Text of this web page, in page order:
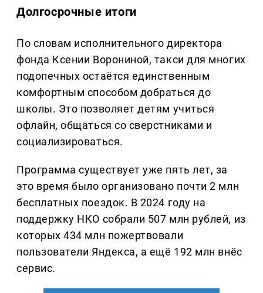
Долгосрочные итоги
По словам исполнительного директора
фонда Ксении Ворониной, такси для многих
подопечных остаётся единственным
комфортным способом добраться до
школы. Это позволяет детям учиться
офлайн, общаться со сверстниками и
социализироваться.
Программа существует уже пять лет, за
это время было организовано почти 2 млн
бесплатных поездок. В 2024 году на
поддержку НКО собрали 507 млн рублей, из
которых 434 млн пожертвовали
пользователи Яндекса, а ещё 192 млн внёс
сервис.